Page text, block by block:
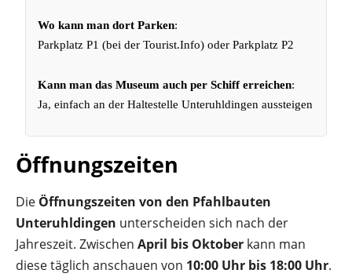
Wo kann man dort Parken:
Parkplatz P1 (bei der Tourist.Info) oder Parkplatz P2
Kann man das Museum auch per Schiff erreichen:
Ja, einfach an der Haltestelle Unteruhldingen aussteigen
Öffnungszeiten
Die Öffnungszeiten von den Pfahlbauten
Unteruhldingen unterscheiden sich nach der
Jahreszeit. Zwischen April bis Oktober kann man
diese täglich anschauen von 10:00 Uhr bis 18:00 Uhr.